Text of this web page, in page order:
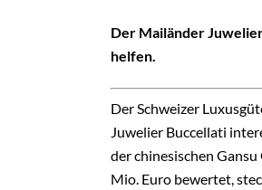
Der Mailänder
helfen.
Der Schweizer
Juwelier Buccellati
der chinesischen
Mio. Euro bewertet,